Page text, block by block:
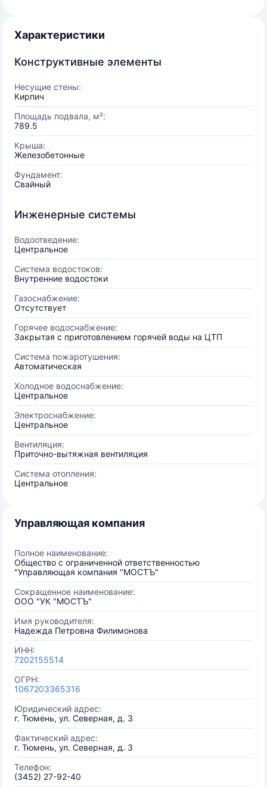
Характеристики
Конструктивные элементы
Несущие стены:
Кирпич
Площадь подвала, м²:
789.5
Крыша:
Железобетонные
Фундамент:
Свайный
Инженерные системы
Водоотведение:
Центральное
Система водостоков:
Внутренние водостоки
Газоснабжение:
Отсутствует
Горячее водоснабжение:
Закрытая с приготовлением горячей воды на ЦТП
Система пожаротушения:
Автоматическая
Холодное водоснабжение:
Центральное
Электроснабжение:
Центральное
Вентиляция:
Приточно-вытяжная вентиляция
Система отопления:
Центральное
Управляющая компания
Полное наименование:
Общество с ограниченной ответственностью
"Управляющая компания "МОСТЪ"
Сокращенное наименование:
ООО "УК "МОСТЪ"
Имя руководителя:
Надежда Петровна Филимонова
ИНН:
7202155514
ОГРН:
1067203365316
Юридический адрес:
г. Тюмень, ул. Северная, д. 3
Фактический адрес:
г. Тюмень, ул. Северная, д. 3
Телефон:
(3452) 27-92-40